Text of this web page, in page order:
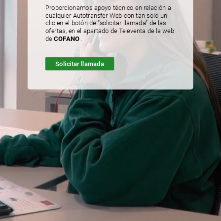
Solicitar llamada
Proporcionamos apoyo técnico en relación a
cualquier Autotransfer Web con tan solo un
clic en el botón de “solicitar llamada” de las
ofertas, en el apartado de Televenta de la web
de COFANO.